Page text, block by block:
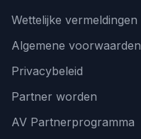
Wettelijke vermeldingen
Algemene voorwaarden
Privacybeleid
Partner worden
AV Partnerprogramma